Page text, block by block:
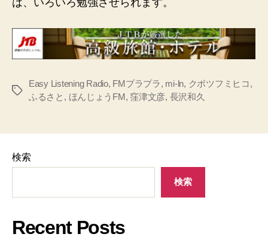
タ
Easy Listening Radio, FMプラプラ, mi-ln, クボツフミヒコ ,
ふるさと , ほんじょうFM, 窪津文彦, 長沢和久
検索
検索
Recent Posts